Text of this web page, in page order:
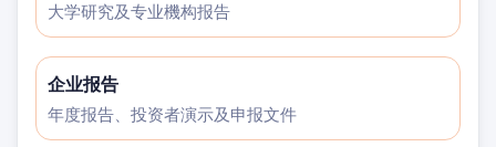
大学研究及专业機构报告
企业报告
年度报告、投资者演示及申报文件